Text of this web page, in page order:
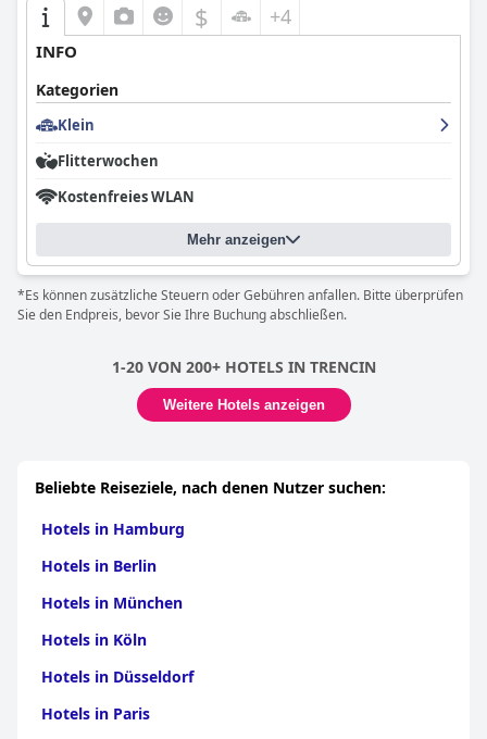
$ +4
INFO
Kategorien
Klein
Flitterwochen
Kostenfreies WLAN
Mehr anzeigen
*Es können zusätzliche Steuern oder Gebühren anfallen. Bitte überprüfen
Sie den Endpreis, bevor Sie Ihre Buchung abschließen.
1-20 VON 200+ HOTELS IN TRENCIN
Weitere Hotels anzeigen
Beliebte Reiseziele, nach denen Nutzer suchen:
Hotels in Hamburg
Hotels in Berlin
Hotels in München
Hotels in Köln
Hotels in Düsseldorf
Hotels in Paris